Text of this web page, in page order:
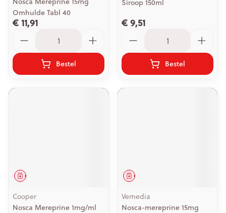
Omhulde Tabl 40
€ 11,91
Bestel
Siroop 150ml
€ 9,51
Bestel
Geneesmiddel
Cooper
Nosca Mereprine 1mg/ml
Geneesmiddel
Vemedia
Nosca-mereprine 15mg